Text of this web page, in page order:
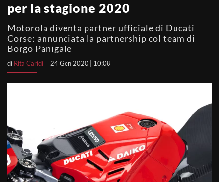
per la stagione 2020
Motorola diventa partner ufficiale di Ducati
Corse: annunciata la partnership col team di
Borgo Panigale
di Rita Caridi 24 Gen 2020 | 10:08